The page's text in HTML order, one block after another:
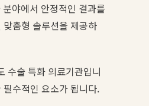
야에서 안정적인 결과를
춤형 솔루션을 제공하
수술 특화 의료기관입니
수적인 요소가 됩니다.